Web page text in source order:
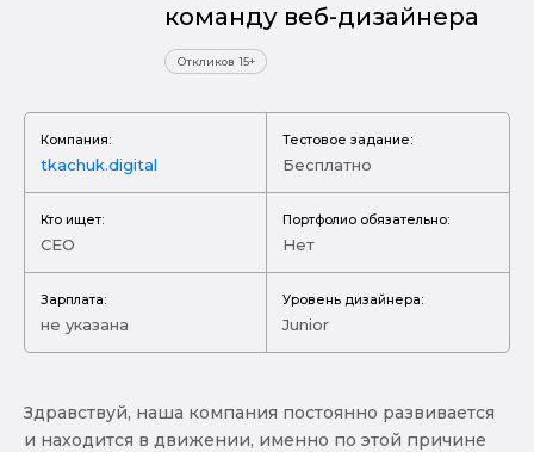
команду веб-дизайнера
Откликов 15+
Компания:
tkachuk.digital
Тестовое задание:
Бесплатно
Кто ищет:
CEO
Портфолио обязательно:
Нет
Зарплата:
не указана
Уровень дизайнера:
Junior
Здравствуй, наша компания постоянно развивается
и находится в движении, именно по этой причине